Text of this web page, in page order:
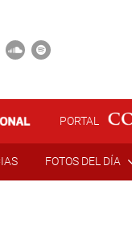
PORTAL
FOTOS DEL DÍA